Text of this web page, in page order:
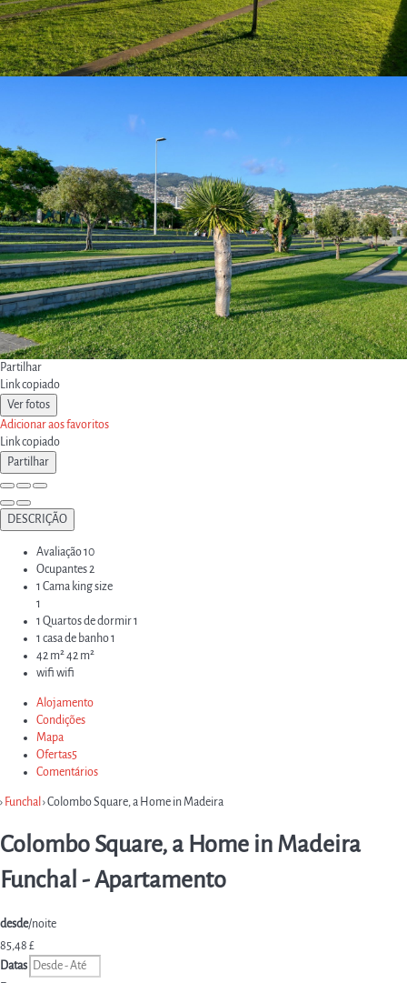
Partilhar
Link copiado
Ver fotos
Adicionar aos favoritos
Link copiado
Partilhar
DESCRIÇÃO
Avaliação10
Ocupantes2
1 Cama king size
1
1 Quartos de dormir1
1 casa de banho1
42 m²42 m²
wifi wifi
Alojamento
Condições
Mapa
Ofertas5
Comentários
› Funchal › Colombo Square, a Home in Madeira
Colombo Square, a Home in Madeira
Funchal -Apartamento
desde/noite
85,48 £
Datas